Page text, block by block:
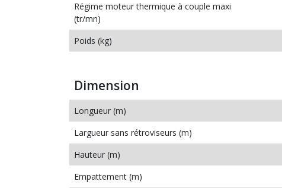
Régime moteur thermique à couple maxi
(tr/mn)
Poids (kg)
Dimension
Longueur (m)
Largueur sans rétroviseurs (m)
Hauteur (m)
Empattement (m)